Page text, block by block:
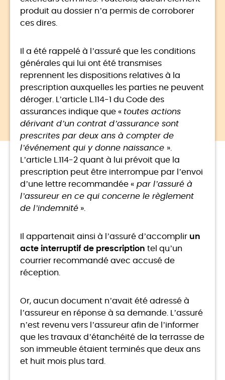
produit au dossier n’a permis de corroborer
ces dires.
Il a été rappelé à l’assuré que les conditions
générales qui lui ont été transmises
reprennent les dispositions relatives à la
prescription auxquelles les parties ne peuvent
déroger. L’article L.114-1 du Code des
assurances indique que « toutes actions
dérivant d’un contrat d’assurance sont
prescrites par deux ans à compter de
l’événement qui y donne naissance ».
L’article L.114-2 quant à lui prévoit que la
prescription peut être interrompue par l’envoi
d’une lettre recommandée « par l’assuré à
l’assureur en ce qui concerne le règlement
de l’indemnité ».
Il appartenait ainsi à l’assuré d’accomplir un
acte interruptif de prescription tel qu’un
courrier recommandé avec accusé de
réception.
Or, aucun document n’avait été adressé à
l’assureur en réponse à sa demande. L’assuré
n’est revenu vers l’assureur afin de l’informer
que les travaux d’étanchéité de la terrasse de
son immeuble étaient terminés que deux ans
et huit mois plus tard.